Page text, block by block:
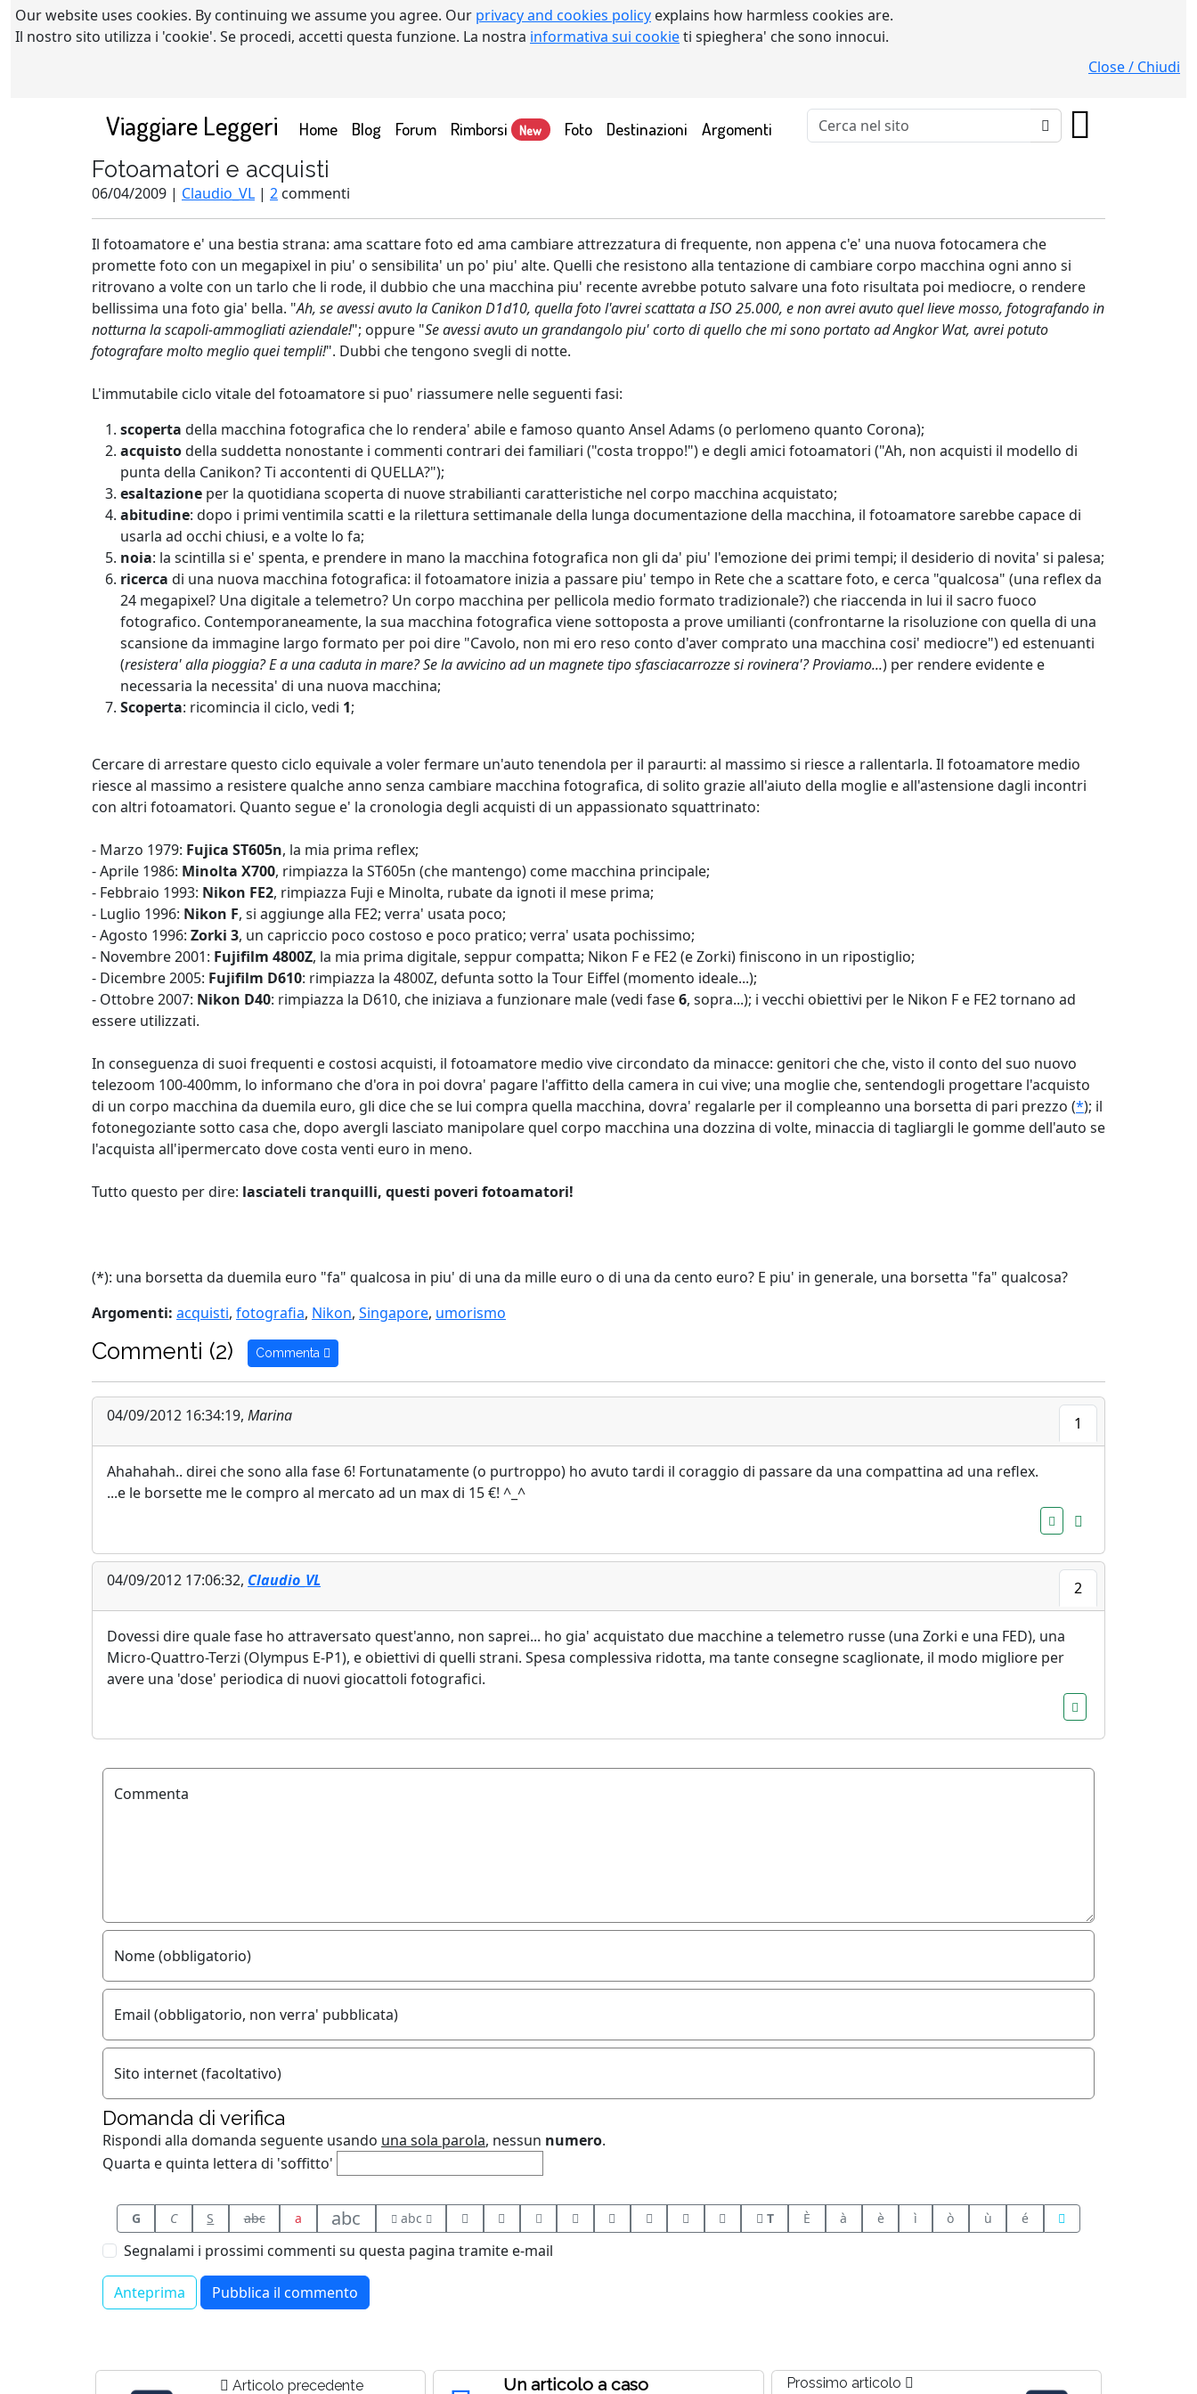
Our website uses cookies. By continuing we assume you agree. Our privacy and cookies policy explains how harmless cookies are.
Il nostro sito utilizza i 'cookie'. Se procedi, accetti questa funzione. La nostra informativa sui cookieti spieghera' che sono innocui.
Close / Chiudi
Viaggiare Leggeri Home(current)
Blog Forum Rimborsi New Foto Destinazioni Argomenti
Fotoamatori e acquisti
06/04/2009 | Claudio_VL | 2 commenti
Il fotoamatore e' una bestia strana: ama scattare foto ed ama cambiare attrezzatura di frequente, non appena c'e' una nuova fotocamera che
promette foto con un megapixel in piu' o sensibilita' un po' piu' alte. Quelli che resistono alla tentazione di cambiare corpo macchina ogni anno si
ritrovano a volte con un tarlo che li rode, il dubbio che una macchina piu' recente avrebbe potuto salvare una foto risultata poi mediocre, o rendere
bellissima una foto gia' bella. "Ah, se avessi avuto la Canikon D1d10, quella foto l'avrei scattata a ISO 25.000, e non avrei avuto quel lieve mosso, fotografando in
notturna la scapoli-ammogliati aziendale!"; oppure "Se avessi avuto un grandangolo piu' corto di quello che mi sono portato ad Angkor Wat, avrei potuto
fotografare molto meglio quei templi!". Dubbi che tengono svegli di notte.
L'immutabile ciclo vitale del fotoamatore si puo' riassumere nelle seguenti fasi:
scoperta della macchina fotografica che lo rendera' abile e famoso quanto Ansel Adams (o perlomeno quanto Corona);
acquistodella suddetta nonostante i commenti contrari dei familiari ("costa troppo!") e degli amici fotoamatori ("Ah, non acquisti il modello di
punta della Canikon? Ti accontenti di QUELLA?");
esaltazione per la quotidiana scoperta di nuove strabilianti caratteristiche nel corpo macchina acquistato;
abitudine: dopo i primi ventimila scatti e la rilettura settimanale della lunga documentazione della macchina, il fotoamatore sarebbe capace di
usarla ad occhi chiusi, e a volte lo fa;
noia: la scintilla si e' spenta, e prendere in mano la macchina fotografica non gli da' piu' l'emozione dei primi tempi; il desiderio di novita' si palesa;
ricerca di una nuova macchina fotografica: il fotoamatore inizia a passare piu' tempo in Rete che a scattare foto, e cerca "qualcosa" (una reflex da
24 megapixel? Una digitale a telemetro? Un corpo macchina per pellicola medio formato tradizionale?) che riaccenda in lui il sacro fuoco
fotografico. Contemporaneamente, la sua macchina fotografica viene sottoposta a prove umilianti (confrontarne la risoluzione con quella di una
scansione da immagine largo formato per poi dire "Cavolo, non mi ero reso conto d'aver comprato una macchina cosi' mediocre") ed estenuanti
(resistera' alla pioggia? E a una caduta in mare? Se la avvicino ad un magnete tipo sfasciacarrozze si rovinera'? Proviamo...) per rendere evidente e
necessaria la necessita' di una nuova macchina;
Scoperta: ricomincia il ciclo, vedi 1;
Cercare di arrestare questo ciclo equivale a voler fermare un'auto tenendola per il paraurti: al massimo si riesce a rallentarla. Il fotoamatore medio
riesce al massimo a resistere qualche anno senza cambiare macchina fotografica, di solito grazie all'aiuto della moglie e all'astensione dagli incontri
con altri fotoamatori. Quanto segue e' la cronologia degli acquisti di un appassionato squattrinato:
- Marzo 1979: Fujica ST605n, la mia prima reflex;
- Aprile 1986: Minolta X700, rimpiazza la ST605n (che mantengo) come macchina principale;
- Febbraio 1993: Nikon FE2, rimpiazza Fuji e Minolta, rubate da ignoti il mese prima;
- Luglio 1996: Nikon F, si aggiunge alla FE2; verra' usata poco;
- Agosto 1996: Zorki 3, un capriccio poco costoso e poco pratico; verra' usata pochissimo;
- Novembre 2001: Fujifilm 4800Z, la mia prima digitale, seppur compatta; Nikon F e FE2 (e Zorki) finiscono in un ripostiglio;
- Dicembre 2005: Fujifilm D610: rimpiazza la 4800Z, defunta sotto la Tour Eiffel (momento ideale...);
- Ottobre 2007: Nikon D40: rimpiazza la D610, che iniziava a funzionare male (vedi fase6, sopra...); i vecchi obiettivi per le Nikon F e FE2 tornano ad
essere utilizzati.
In conseguenza di suoi frequenti e costosi acquisti, il fotoamatore medio vive circondato da minacce: genitori che che, visto il conto del suo nuovo
telezoom 100-400mm, lo informano che d'ora in poi dovra' pagare l'affitto della camera in cui vive; una moglie che, sentendogli progettare l'acquisto
di un corpo macchina da duemila euro, gli dice che se lui compra quella macchina, dovra' regalarle per il compleanno una borsetta di pari prezzo (*); il
fotonegoziante sotto casa che, dopo avergli lasciato manipolare quel corpo macchina una dozzina di volte, minaccia di tagliargli le gomme dell'auto se
l'acquista all'ipermercato dove costa venti euro in meno.
Tutto questo per dire: lasciateli tranquilli, questi poveri fotoamatori!
(*): una borsetta da duemila euro "fa" qualcosa in piu' di una da mille euro o di una da cento euro? E piu' in generale, una borsetta "fa" qualcosa?
Argomenti: acquisti, fotografia, Nikon, Singapore, umorismo
Commenti (2) Commenta
04/09/2012 16:34:19, Marina 1
Ahahahah.. direi che sono alla fase 6! Fortunatamente (o purtroppo) ho avuto tardi il coraggio di passare da una compattina ad una reflex.
...e le borsette me le compro al mercato ad un max di 15 €! ^_^
04/09/2012 17:06:32, Claudio_VL 2
Dovessi dire quale fase ho attraversato quest'anno, non saprei... ho gia' acquistato due macchine a telemetro russe (una Zorki e una FED), una
Micro-Quattro-Terzi (Olympus E-P1), e obiettivi di quelli strani. Spesa complessiva ridotta, ma tante consegne scaglionate, il modo migliore per
avere una 'dose' periodica di nuovi giocattoli fotografici.
Commenta
Nome (obbligatorio)
Email (obbligatorio, non verra' pubblicata)
Sito internet (facoltativo)
Domanda di verifica
Rispondi alla domanda seguente usando una sola parola, nessun numero.
Quarta e quinta lettera di 'soffitto'
G C S abc a abc abc T È à è ì ò ù é
Segnalami i prossimi commenti su questa pagina tramite e-mail
Articolo precedente Un articolo a caso Prossimo articolo